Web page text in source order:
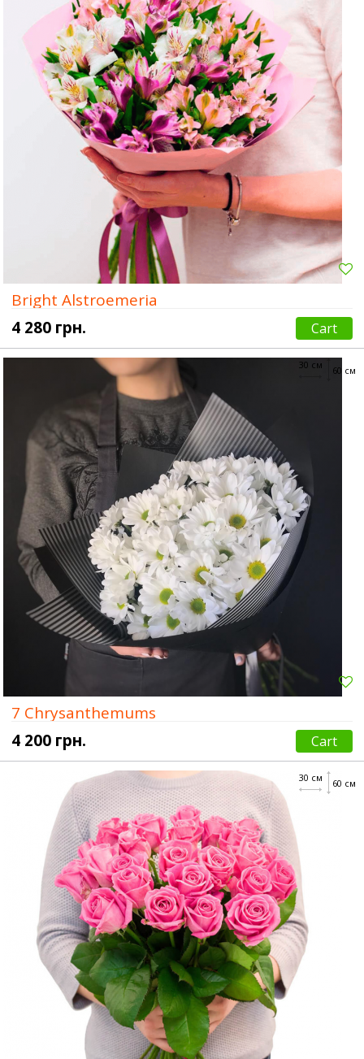
Bright Alstroemeria
4 280 грн.
Cart
60 см
30 см
7 Chrysanthemums
4 200 грн.
Cart
60 см
30 см